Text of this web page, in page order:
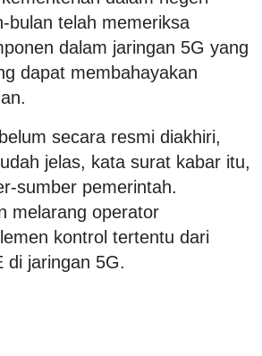
bulan telah memeriksa
dalam jaringan 5G yang
dapat membahayakan
secara resmi diakhiri,
jelas, kata surat kabar itu,
sumber pemerintah.
melarang operator
kontrol tertentu dari
di jaringan 5G.